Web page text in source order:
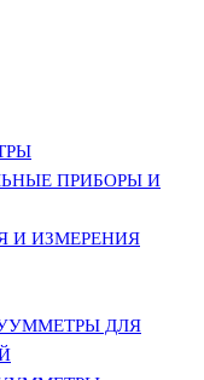
ПРИБОРЫ И
И ИЗМЕРЕНИЯ
ДЛЯ